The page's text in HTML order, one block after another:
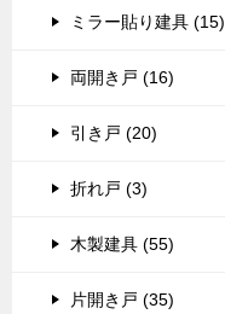
ミラー貼り建具 (15)
両開き戸 (16)
引き戸 (20)
折れ戸 (3)
木製建具 (55)
片開き戸 (35)